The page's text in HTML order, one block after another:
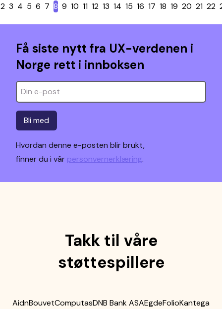
2 3 4 5 6 7 8 9 10 11 12 13 14 15 16 17 18 19 20 21 22
Få siste nytt fra UX-verdenen i
Norge rett i innboksen
Bli med
Hvordan denne e-posten blir brukt,
finner du i vår personvernerklæring.
Takk til våre
støttespillere
AidnBouvetComputasDNB Bank ASAEgdeFolioKantega